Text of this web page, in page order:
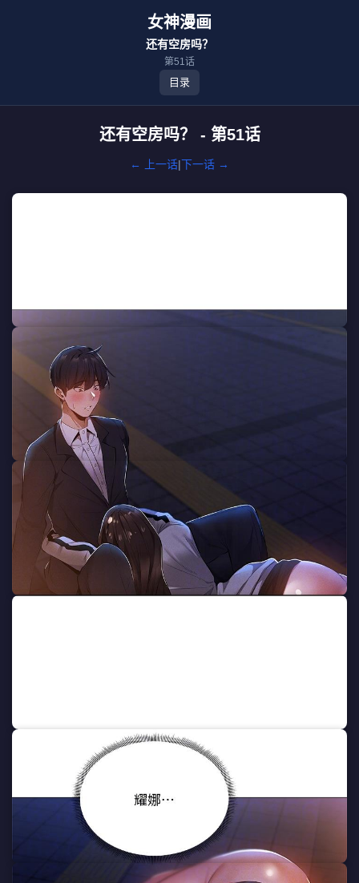
女神漫画
还有空房吗？
第51话
目录
还有空房吗？ - 第51话
← 上一话|下一话 →